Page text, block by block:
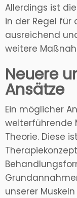
Allerdings ist
in der Regel
ausreichend
weitere
Neuere
Ansätze
Ein möglicher
weiterführende
Theorie. Diese
unserer